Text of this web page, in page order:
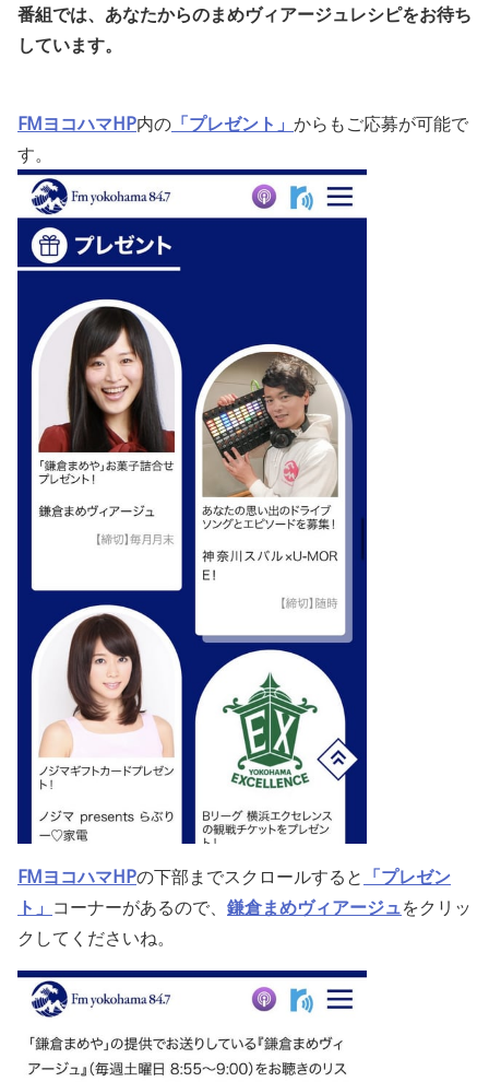
番組では、あなたからのまめヴィアージュレシピをお待ち
しています。
FMヨコハマHP内の 「プレゼント」 からもご応募が可能で
す。
FMヨコハマHPの下部までスクロールすると 「プレゼン
ト」 コーナーがあるので、 鎌倉まめヴィアージュをクリッ
クしてくださいね。